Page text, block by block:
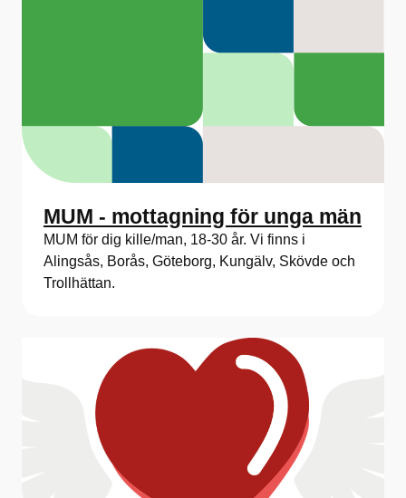
MUM - mottagning för unga män
MUM för dig kille/man, 18-30 år. Vi finns i
Alingsås, Borås, Göteborg, Kungälv, Skövde och
Trollhättan.